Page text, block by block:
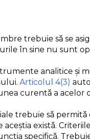
trebuie să se
în sine nu sunt
analitice și
Articolul 4(3)
curentă a acelor
trebuie să
există.
specifică.